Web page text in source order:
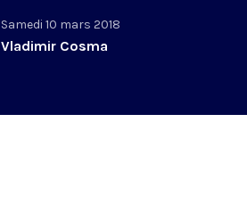
Samedi 10 mars 2018
Vladimir Cosma